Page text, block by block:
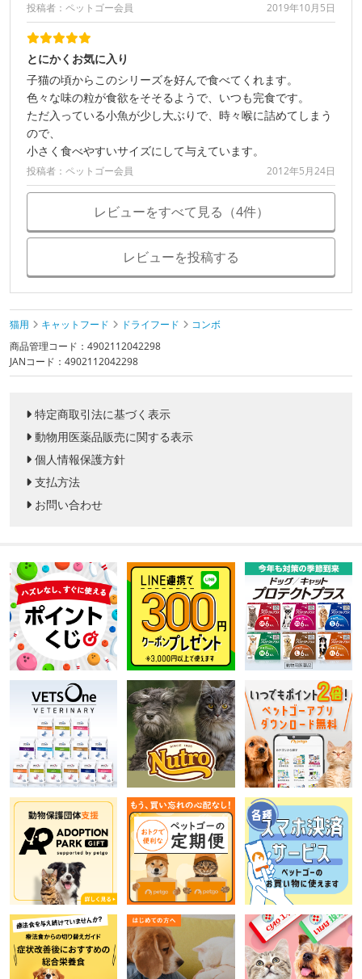
投稿者：ペットゴー会員 2019年10月5日
とにかくお気に入り
子猫の頃からこのシリーズを好んで食べてくれます。
色々な味の粒が食欲をそそるようで、いつも完食です。
ただ入っている小魚が少し大ぶりで、時々喉に詰めてしまう
ので、
小さく食べやすいサイズにして与えています。
投稿者：ペットゴー会員 2012年5月24日
レビューをすべて見る（4件）
レビューを投稿する
猫用 キャットフード ドライフード
コンボ
商品管理コード：4902112042298
JANコード：4902112042298
特定商取引法に基づく表示
動物用医薬品販売に関する表示
個人情報保護方針
支払方法
お問い合わせ